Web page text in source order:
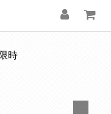
限時